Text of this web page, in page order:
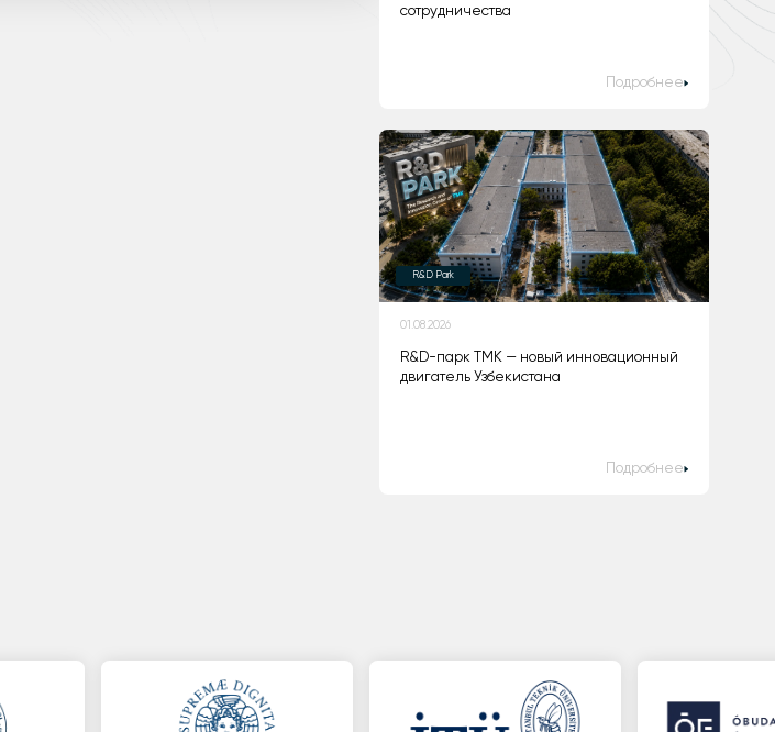
сотрудничества
Подробнее
R&D Park
01.08.2026
R&D-парк ТМК — новый инновационный
двигатель Узбекистана
Подробнее